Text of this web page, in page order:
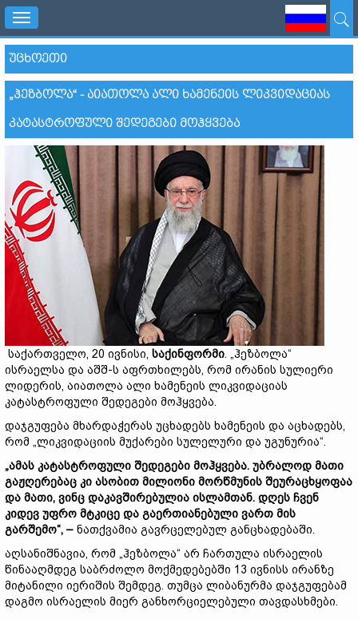
Toggle
navigation
ᲣᲪᲮᲝᲔᲗᲘ
„ᲰᲔᲖᲑᲝᲚᲐ“ - ᲐᲘᲐᲗᲝᲚᲐ ᲐᲚᲘ ᲮᲐᲛᲔᲜᲔᲘᲡ ᲚᲘᲙᲕᲘᲓᲐᲪᲘᲐᲡ
ᲙᲐᲢᲐᲡᲢᲠᲝᲤᲣᲚᲘ ᲨᲔᲓᲔᲒᲔᲑᲘ ᲛᲝᲰᲧᲕᲔᲑᲐ
საქართველო, 20 ივნისი, საქინფორმი. „ჰეზბოლა“
ისრაელსა და აშშ-ს აფრთხილებს, რომ ირანის სულიერი
ლიდერის, აიათოლა ალი ხამენეის ლიკვიდაციას
კატასტროფული შედეგები მოჰყვება.
დაჯგუფება მხარდაჭერას უცხადებს ხამენეის და აცხადებს,
რომ „ლიკვიდაციის მუქარები სულელური და უგუნურია“.
„ამას კატასტროფული შედეგები მოჰყვება. უბრალოდ მათი
გაჟღერებაც კი ასობით მილიონი მორწმუნის შეურაცხყოფაა
და მათი, ვინც დაკავშირებულია ისლამთან. დღეს ჩვენ
კიდევ უფრო მტკიცე და გაერთიანებული ვართ მის
გარშემო“, – ნათქვამია გავრცელებულ განცხადებაში.
აღსანიშნავია, რომ „ჰეზბოლა“ არ ჩართულა ისრაელის
წინააღმდეგ საბრძოლო მოქმედებებში 13 ივნისს ირანზე
მიტანილი იერიშის შემდეგ. თუმცა ლიბანურმა დაჯგუფებამ
დაგმო ისრაელის მიერ განხორციელებული თავდასხმები.